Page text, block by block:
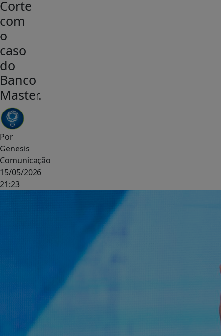
Corte
com
o
caso
do
Banco
Master.
Por
Genesis
Comunicação
15/05/2026
21:23